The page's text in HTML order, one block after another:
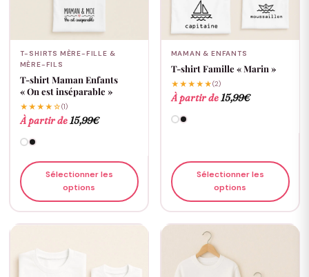
T-SHIRTS MÈRE-FILLE &
MÈRE-FILS
T-shirt Maman Enfants
« On est inséparable »
★★★★☆(1)
À partir de15,99€
Sélectionner les
options
MAMAN & ENFANTS
T-shirt Famille « Marin »
★★★★★(2)
À partir de15,99€
Sélectionner les
options